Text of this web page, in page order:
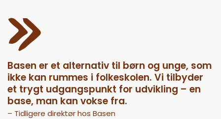
Basen er et alternativ til børn og unge, som
ikke kan rummes i folkeskolen. Vi tilbyder
et trygt udgangspunkt for udvikling – en
base, man kan vokse fra.
– Tidligere direktør hos Basen